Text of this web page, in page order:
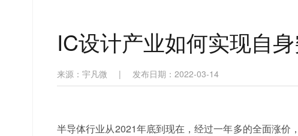
IC设计产业如何实现自
来源：宇凡微 | 发布日期：2022-03-14
半导体行业从2021年底到现在，经过一年多的全面涨